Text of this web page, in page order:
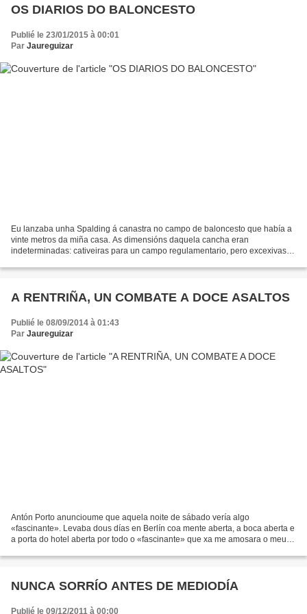
OS DIARIOS DO BALONCESTO
Publié le 23/01/2015 à 00:01
Par Jaureguizar
Eu lanzaba unha Spalding á canastra no campo de baloncesto que había a
vinte metros da miña casa. As dimensións daquela cancha eran
indeterminadas: cativeiras para un campo regulamentario, pero excexivas
A RENTRIÑA, UN COMBATE A DOCE ASALTOS
Publié le 08/09/2014 à 01:43
Par Jaureguizar
Antón Porto anuncioume que aquela noite de sábado vería algo
«fascinante». Levaba dous días en Berlín coa mente aberta, a boca aberta e
a porta do hotel aberta por todo o «fascinante» que xa me amosara o meu
NUNCA SORRÍO ANTES DE MEDIODÍA
Publié le 09/12/2011 à 00:00